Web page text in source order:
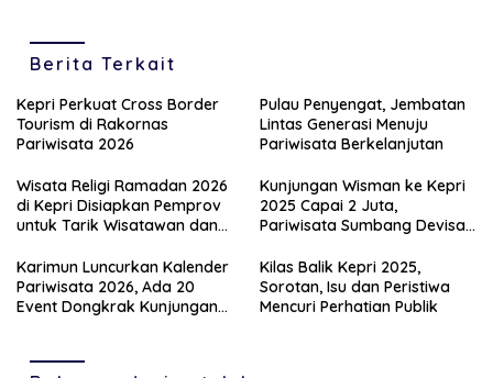
Berita Terkait
Kepri Perkuat Cross Border
Tourism di Rakornas
Pariwisata 2026
Pulau Penyengat, Jembatan
Lintas Generasi Menuju
Pariwisata Berkelanjutan
Wisata Religi Ramadan 2026
di Kepri Disiapkan Pemprov
untuk Tarik Wisatawan dan
Kunjungan Wisman ke Kepri
2025 Capai 2 Juta,
Pariwisata Sumbang Devisa
Karimun Luncurkan Kalender
Pariwisata 2026, Ada 20
Event Dongkrak Kunjungan
Kilas Balik Kepri 2025,
Sorotan, Isu dan Peristiwa
Mencuri Perhatian Publik